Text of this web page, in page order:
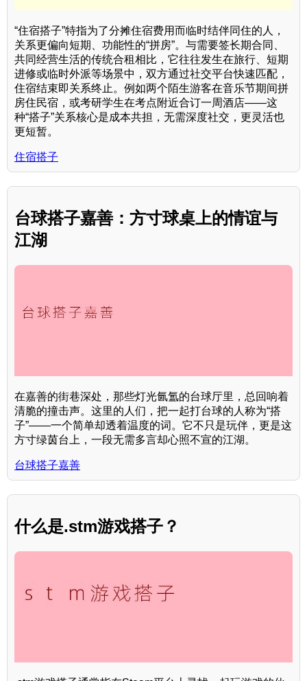
“住宿搭子”特指为了分摊住宿费用而临时结伴同住的人，
关系更偏向短期、功能性的“拼房”。与需要签长期合同、
共同经营生活的传统合租相比，它往往发生在旅行、短期
进修或临时外派等场景中，双方通过社交平台快速匹配，
住宿结束即关系终止。例如两个陌生游客在音乐节期间拼
房住民宿，或考研学生在考点附近合订一周酒店——这
种“搭子”关系核心是成本共担，无需深度社交，更灵活也
更短暂。
住宿搭子
台球搭子嘉善：方寸球桌上的情谊与
江湖
在嘉善的街巷深处，那些灯光氤氲的台球厅里，总回响着
清脆的撞击声。这里的人们，把一起打台球的人称为“搭
子”——一个简单却透着温度的词。它不只是玩伴，更是这
方寸绿茵台上，一段无需多言却心照不宣的江湖。
台球搭子嘉善
什么是.stm游戏搭子？